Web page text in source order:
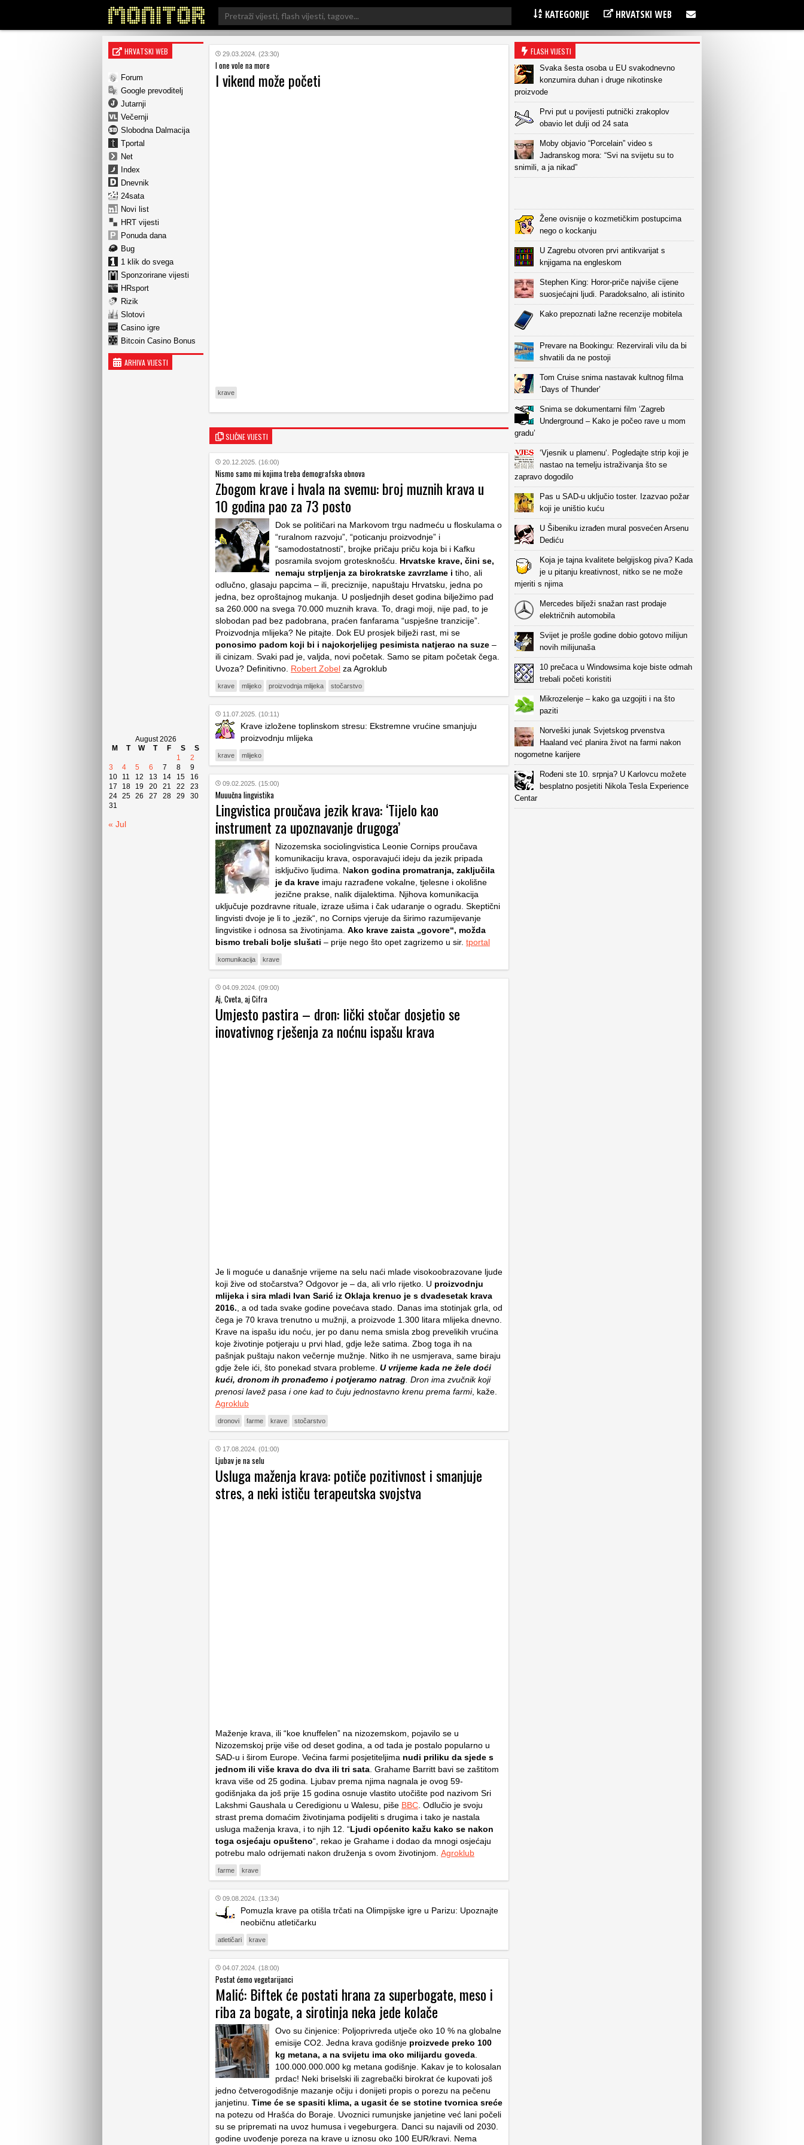
Search
for:
KATEGORIJE HRVATSKI WEB
HRVATSKI WEB
Forum
Google prevoditelj
Jutarnji
Večernji
Slobodna Dalmacija
Tportal
Net
Index
Dnevnik
24sata
Novi list
HRT vijesti
Ponuda dana
Bug
1 klik do svega
Sponzorirane vijesti
HRsport
Rizik
Slotovi
Casino igre
Bitcoin Casino Bonus
ARHIVA VIJESTI
August 2026
M
T W T F S
S
1
2
3
4 5 6 7 8
9
10
11 12 13 14 15
16
17
18 19 20 21 22
23
24 25 26 27 28 29
30
31
« Jul
29.03.2024. (23:30)
I one vole na more
I vikend može početi
krave
SLIČNE VIJESTI
20.12.2025. (16:00)
Nismo samo mi kojima treba demografska obnova
Zbogom krave i hvala na svemu: broj muznih krava u
10 godina pao za 73 posto
Dok se političari na Markovom trgu nadmeću u floskulama o
“ruralnom razvoju”, “poticanju proizvodnje” i
“samodostatnosti”, brojke pričaju priču koja bi i Kafku
posramila svojom grotesknošću. Hrvatske krave, čini se,
nemaju strpljenja za birokratske zavrzlame i tiho, ali
odlučno, glasaju papcima – ili, preciznije, napuštaju Hrvatsku, jedna po
jedna, bez oproštajnog mukanja. U posljednjih deset godina bilježimo pad
sa 260.000 na svega 70.000 muznih krava. To, dragi moji, nije pad, to je
slobodan pad bez padobrana, praćen fanfarama “uspješne tranzicije”.
Proizvodnja mlijeka? Ne pitajte. Dok EU prosjek bilježi rast, mi se
ponosimo padom koji bi i najokorjelijeg pesimista natjerao na suze –
ili cinizam. Svaki pad je, valjda, novi početak. Samo se pitam početak čega.
Uvoza? Definitivno. Robert Zobel za Agroklub
krave mlijeko proizvodnja mlijeka stočarstvo
11.07.2025. (10:11)
Krave izložene toplinskom stresu: Ekstremne vrućine smanjuju
proizvodnju mlijeka
krave mlijeko
09.02.2025. (15:00)
Muuučna lingvistika
Lingvistica proučava jezik krava: ‘Tijelo kao
instrument za upoznavanje drugoga’
Nizozemska sociolingvistica Leonie Cornips proučava
komunikaciju krava, osporavajući ideju da jezik pripada
isključivo ljudima. Nakon godina promatranja, zaključila
je da krave imaju razrađene vokalne, tjelesne i okolišne
jezične prakse, nalik dijalektima. Njihova komunikacija
uključuje pozdravne rituale, izraze ušima i čak udaranje o ogradu. Skeptični
lingvisti dvoje je li to „jezik“, no Cornips vjeruje da širimo razumijevanje
lingvistike i odnosa sa životinjama. Ako krave zaista „govore“, možda
bismo trebali bolje slušati – prije nego što opet zagrizemo u sir. tportal
komunikacija krave
04.09.2024. (09:00)
Aj, Cveta, aj Cifra
Umjesto pastira – dron: lički stočar dosjetio se
inovativnog rješenja za noćnu ispašu krava
Je li moguće u današnje vrijeme na selu naći mlade visokoobrazovane ljude
koji žive od stočarstva? Odgovor je – da, ali vrlo rijetko. U proizvodnju
mlijeka i sira mladi Ivan Sarić iz Oklaja krenuo je s dvadesetak krava
2016. , a od tada svake godine povećava stado. Danas ima stotinjak grla, od
čega je 70 krava trenutno u mužnji, a proizvode 1.300 litara mlijeka dnevno.
Krave na ispašu idu noću, jer po danu nema smisla zbog prevelikih vrućina
koje životinje potjeraju u prvi hlad, gdje leže satima. Zbog toga ih na
pašnjak puštaju nakon večernje mužnje. Nitko ih ne usmjerava, same biraju
gdje žele ići, što ponekad stvara probleme. U vrijeme kada ne žele doći
kući, dronom ih pronađemo i potjeramo natrag . Dron ima zvučnik koji
prenosi lavež pasa i one kad to čuju jednostavno krenu prema farmi, kaže.
Agroklub
dronovi farme krave stočarstvo
17.08.2024. (01:00)
Ljubav je na selu
Usluga maženja krava: potiče pozitivnost i smanjuje
stres, a neki ističu terapeutska svojstva
Maženje krava, ili “koe knuffelen” na nizozemskom, pojavilo se u
Nizozemskoj prije više od deset godina, a od tada je postalo popularno u
SAD-u i širom Europe. Većina farmi posjetiteljima nudi priliku da sjede s
jednom ili više krava do dva ili tri sata . Grahame Barritt bavi se zaštitom
krava više od 25 godina. Ljubav prema njima nagnala je ovog 59-
godišnjaka da još prije 15 godina osnuje vlastito utočište pod nazivom Sri
Lakshmi Gaushala u Ceredigionu u Walesu, piše BBC . Odlučio je svoju
strast prema domaćim životinjama podijeliti s drugima i tako je nastala
usluga maženja krava, i to njih 12. “Ljudi općenito kažu kako se nakon
toga osjećaju opušteno“, rekao je Grahame i dodao da mnogi osjećaju
potrebu malo odrijemati nakon druženja s ovom životinjom. Agroklub
farme krave
09.08.2024. (13:34)
Pomuzla krave pa otišla trčati na Olimpijske igre u Parizu: Upoznajte
neobičnu atletičarku
atletičari krave
04.07.2024. (18:00)
Postat ćemo vegetarijanci
Malić: Biftek će postati hrana za superbogate, meso i
riba za bogate, a sirotinja neka jede kolače
Ovo su činjenice: Poljoprivreda utječe oko 10 % na globalne
emisije CO2. Jedna krava godišnje proizvede preko 100
kg metana, a na svijetu ima oko milijardu goveda
100.000.000.000 kg metana godišnje. Kakav je to kolosalan
prdac! Neki briselski ili zagrebački birokrat će kupovati još
jedno četverogodišnje mazanje očiju i donijeti propis o porezu na pečenu
janjetinu. Time će se spasiti klima, a ugasit će se stotine tvornica sreće
na potezu od Hrašća do Boraje. Uvoznici rumunjske janjetine već lani počeli
su se pripremati na uvoz humusa i vegeburgera. Danci su najavili od 2030.
godine uvođenje poreza na krave u iznosu oko 100 EUR/kravi. Nema
FLASH VIJESTI
Svaka šesta osoba u EU svakodnevno
konzumira duhan i druge nikotinske
proizvode
Prvi put u povijesti putnički zrakoplov
obavio let dulji od 24 sata
Moby objavio “Porcelain” video s
Jadranskog mora: “Svi na svijetu su to
snimili, a ja nikad”
Žene ovisnije o kozmetičkim postupcima
nego o kockanju
U Zagrebu otvoren prvi antikvarijat s
knjigama na engleskom
Stephen King: Horor-priče najviše cijene
suosjećajni ljudi. Paradoksalno, ali istinito
Kako prepoznati lažne recenzije mobitela
Prevare na Bookingu: Rezervirali vilu da bi
shvatili da ne postoji
Tom Cruise snima nastavak kultnog filma
‘Days of Thunder’
Snima se dokumentarni film ‘Zagreb
Underground – Kako je počeo rave u mom
gradu’
‘Vjesnik u plamenu‘. Pogledajte strip koji je
nastao na temelju istraživanja što se
zapravo dogodilo
Pas u SAD-u uključio toster. Izazvao požar
koji je uništio kuću
U Šibeniku izrađen mural posvećen Arsenu
Dediću
Koja je tajna kvalitete belgijskog piva? Kada
je u pitanju kreativnost, nitko se ne može
mjeriti s njima
Mercedes bilježi snažan rast prodaje
električnih automobila
Svijet je prošle godine dobio gotovo milijun
novih milijunaša
10 prečaca u Windowsima koje biste odmah
trebali početi koristiti
Mikrozelenje – kako ga uzgojiti i na što
paziti
Norveški junak Svjetskog prvenstva
Haaland već planira život na farmi nakon
nogometne karijere
Rođeni ste 10. srpnja? U Karlovcu možete
besplatno posjetiti Nikola Tesla Experience
Centar